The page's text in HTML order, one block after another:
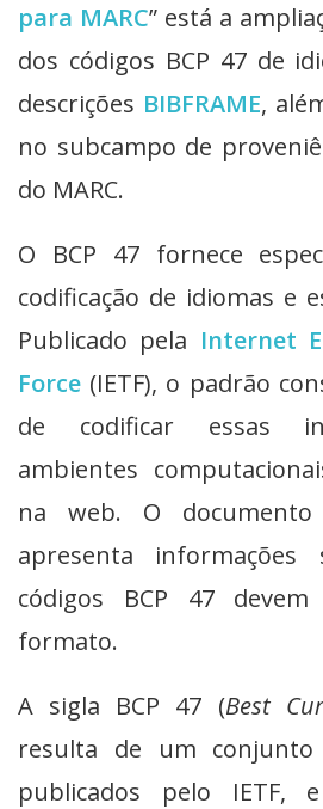
para MARC” está a
dos códigos BCP 47 de
descrições BIBFRAME,
no subcampo de
do MARC.
O BCP 47 fornece
codificação de idiomas e
Publicado pela Internet
Force (IETF), o padrão
de codificar essas
ambientes
na web. O documento
apresenta
códigos BCP 47
formato.
A sigla BCP 47 (Best
resulta de um conjunto
publicados pelo